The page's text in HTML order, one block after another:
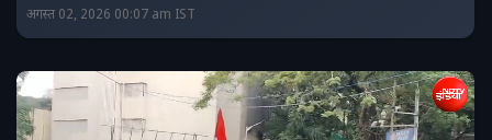
अगस्त 02, 2026 00:07 am IST